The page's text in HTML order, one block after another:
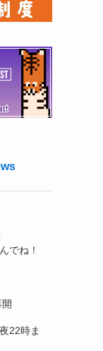
でね！
22時ま